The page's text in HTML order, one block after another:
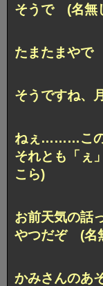
そうで (名無
たまたまやで
そうですね、
ねぇ………この
それとも「ぇ
こら)
お前天気の話
やつだぞ (名
かみさんのあ